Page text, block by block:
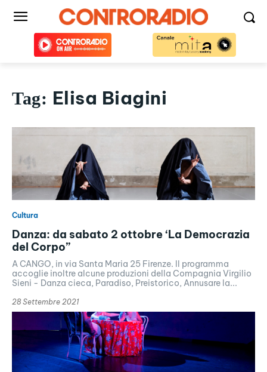
Tag: Elisa Biagini
Cultura
Danza: da sabato 2 ottobre ‘La Democrazia
del Corpo”
A CANGO, in via Santa Maria 25 Firenze. Il programma
accoglie inoltre alcune produzioni della Compagnia Virgilio
Sieni - Danza cieca, Paradiso, Preistorico, Annusare la...
28 Settembre 2021